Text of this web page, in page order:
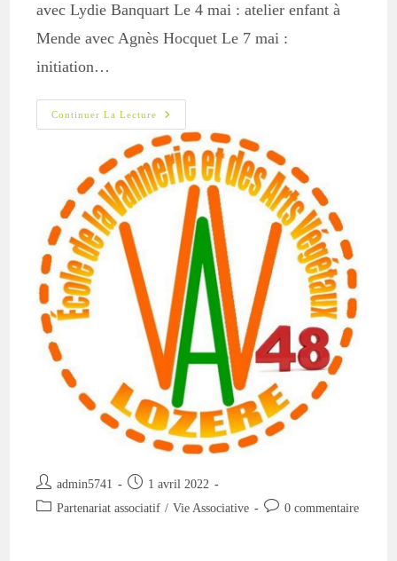
avec Lydie Banquart Le 4 mai : atelier enfant à
Mende avec Agnès Hocquet Le 7 mai :
initiation…
Continuer La Lecture
Vannerie
:
Le
Calendrier
De
L’ELVAV,
Association
Partenaire.
Auteur/autrice
de
admin5741
Publication
publiée :
1 avril 2022
PostPartenariat associatif / Vie Associative
Commentaires
0 commentaire